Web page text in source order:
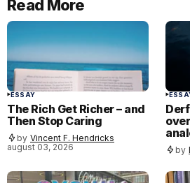
Read More
ESSAY
The Rich Get Richer – and
Then Stop Caring
by Vincent F. Hendricks
august 03, 2026
by